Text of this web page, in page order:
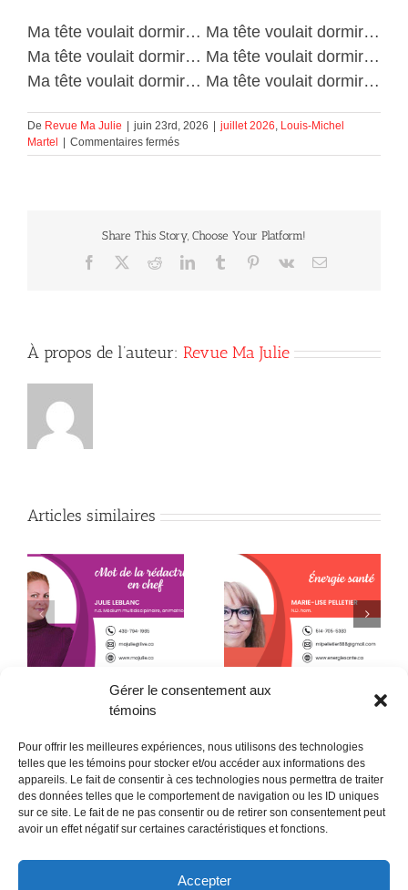
Gérer le consentement aux
témoins
Pour offrir les meilleures expériences, nous utilisons des technologies
telles que les témoins pour stocker et/ou accéder aux informations des
appareils. Le fait de consentir à ces technologies nous permettra de traiter
des données telles que le comportement de navigation ou les ID uniques
sur ce site. Le fait de ne pas consentir ou de retirer son consentement peut
avoir un effet négatif sur certaines caractéristiques et fonctions.
Accepter
Ma tête voulait dormir… Ma tête voulait dormir…
Ma tête voulait dormir… Ma tête voulait dormir…
Ma tête voulait dormir… Ma tête voulait dormir…
De Revue Ma Julie | juin 23rd, 2026 | juillet 2026 Louis-Michel
Martel | Commentaires ferméssur
Ma
Share This Story, Choose Your Platform!
Facebook RedditLinkedInTumblr Pinterest
Vk Courriel
À propos de l’auteur: Revue Ma Julie
Articles similaires
La maladie de Lyme
Spécial troisième
Anniversaire
POLITIQUE CONFIDENTIALITÉES
Politique de témoins (CA)